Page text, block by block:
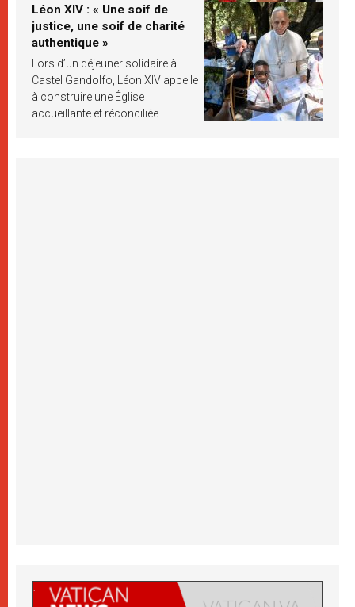
Léon XIV : « Une soif de
justice, une soif de charité
authentique »
Lors d’un déjeuner solidaire à
Castel Gandolfo, Léon XIV appelle
à construire une Église
accueillante et réconciliée